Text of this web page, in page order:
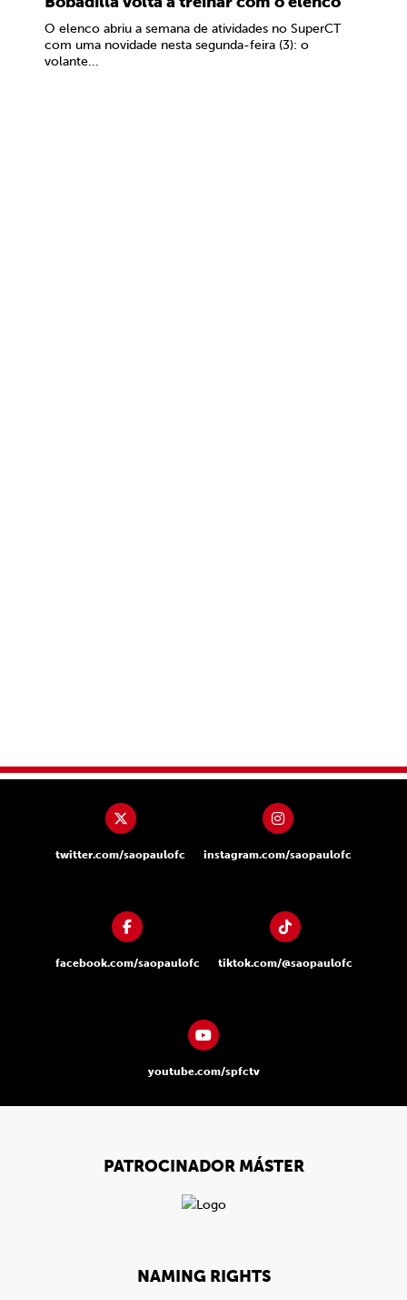
O elenco abriu a semana de atividades no SuperCT
com uma novidade nesta segunda-feira (3): o
volante...
twitter.com/saopaulofc instagram.com/saopaulofc
facebook.com/saopaulofc tiktok.com/@saopaulofc
youtube.com/spfctv
PATROCINADOR MÁSTER
NAMING RIGHTS